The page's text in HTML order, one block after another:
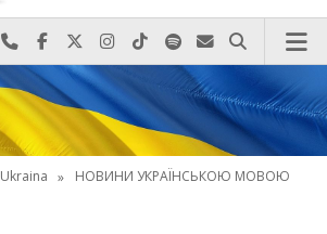
Najlepiej po prostu do nas zadzwoń
Odwiedź nas na Facebook-u
Odwiedź nas na X
Odwiedź nas na Instagram-ie
Odwiedź nas na TikTok-u
Szukaj nas na Spotify
Wyślij do nas
Szukaj
Ukraina » НОВИНИ УКРАЇНСЬКОЮ МОВОЮ